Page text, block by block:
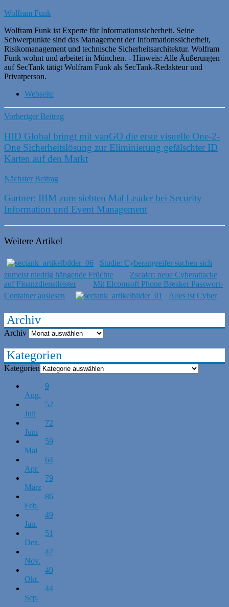
Wolfram Funk
Wolfram Funk ist Experte für Informationssicherheit. Seine
Schwerpunkte sind das Management der Informationssicherheit,
Risikomanagement und technische Sicherheitsarchitektur. Wolfram
Funk wohnt und arbeitet in München. - Hinweis: Alle Äußerungen
auf SecTank tätigt Wolfram Funk als SecTank-Redakteur und
Privatperson.
Webseite
Vorheriger Beitrag
HID Global bringt mit vanGO die erste visuelle One-2-
One Sicherheitslösung zur Eliminierung gefälschter ID
Karten auf den Markt
Nächster Beitrag
Gartner: IBM zum siebten Mal Leader bei Security
Information und Event Management
Weitere Artikel
Studie: Cyberangreifer suchen sich
zumeist niedrig hängende Früchte
Zscaler: neue Cyberattacke
auf Finanzdienstleister
Mit Elcomsoft Phone Breaker Passwort-
Container auslesen
Alles ist Cyber
Archiv
Archiv
Kategorien
Kategorien
9
Aug.
52
Juli
72
Juni
59
Mai
64
Apr.
79
März
86
Feb.
49
Jan.
51
Dez.
47
Nov.
40
Okt.
44
Sep.